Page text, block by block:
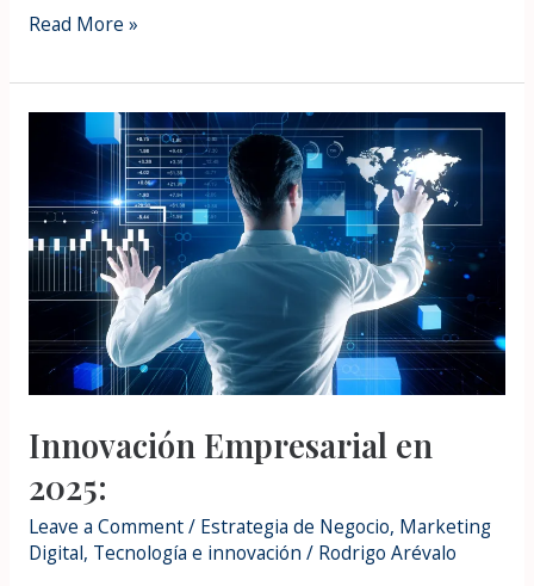
Read More »
Innovación Empresarial en
2025:
Leave a Comment/ Estrategia de Negocio, Marketing
Digital, Tecnología e innovación / Rodrigo Arévalo
Innovación
Empresarial
en
2025: